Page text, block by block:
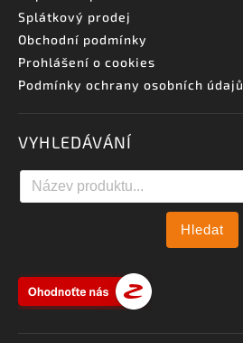
Splátkový prodej
Obchodní podmínky
Prohlášení o cookies
Podmínky ochrany osobních údajů
VYHLEDÁVÁNÍ
Hledat